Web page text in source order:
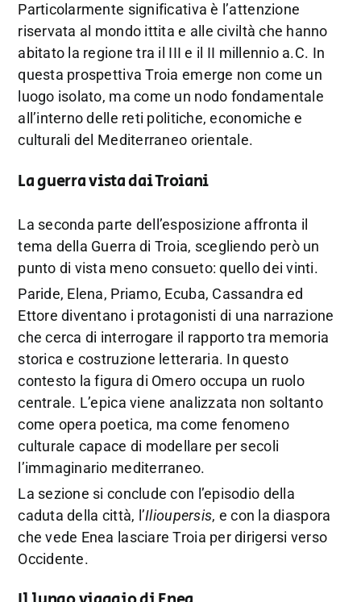
Particolarmente significativa è l’attenzione
riservata al mondo ittita e alle civiltà che hanno
abitato la regione tra il III e il II millennio a.C. In
questa prospettiva Troia emerge non come un
luogo isolato, ma come un nodo fondamentale
all’interno delle reti politiche, economiche e
culturali del Mediterraneo orientale.
La guerra vista dai Troiani
La seconda parte dell’esposizione affronta il
tema della Guerra di Troia, scegliendo però un
punto di vista meno consueto: quello dei vinti.
Paride, Elena, Priamo, Ecuba, Cassandra ed
Ettore diventano i protagonisti di una narrazione
che cerca di interrogare il rapporto tra memoria
storica e costruzione letteraria. In questo
contesto la figura di Omero occupa un ruolo
centrale. L’epica viene analizzata non soltanto
come opera poetica, ma come fenomeno
culturale capace di modellare per secoli
l’immaginario mediterraneo.
La sezione si conclude con l’episodio della
caduta della città, l’Ilioupersis, e con la diaspora
che vede Enea lasciare Troia per dirigersi verso
Occidente.